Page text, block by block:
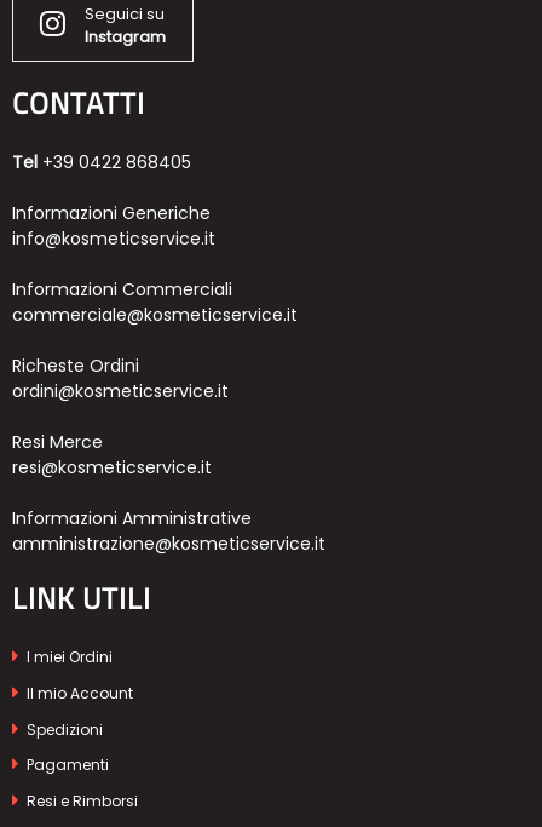
Seguici su
Instagram
CONTATTI
Tel +39 0422 868405
Informazioni Generiche
info@kosmeticservice.it
Informazioni Commerciali
commerciale@kosmeticservice.it
Richeste Ordini
ordini@kosmeticservice.it
Resi Merce
resi@kosmeticservice.it
Informazioni Amministrative
amministrazione@kosmeticservice.it
LINK UTILI
I miei Ordini
Il mio Account
Spedizioni
Pagamenti
Resi e Rimborsi